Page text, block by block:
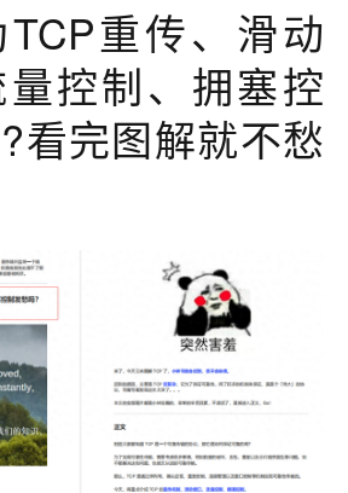
重传、滑动
控制、拥塞控
看完图解就不愁